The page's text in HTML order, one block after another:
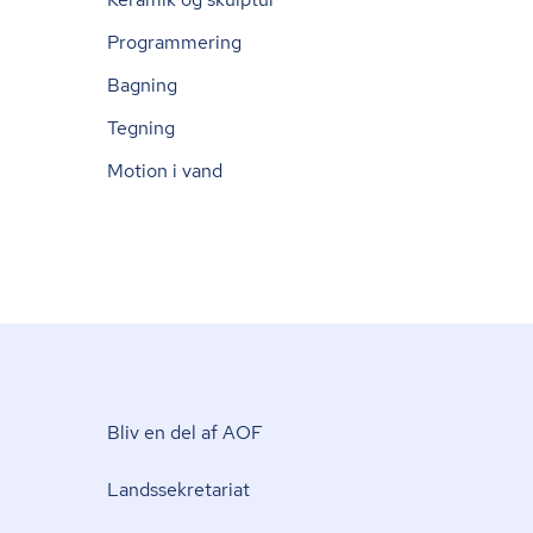
Programmering
Bagning
Tegning
Motion i vand
Bliv en del af AOF
Lands­se­kre­ta­ri­at